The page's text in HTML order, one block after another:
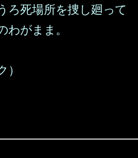
ろ死場所を捜し廻って
わがまま。
）